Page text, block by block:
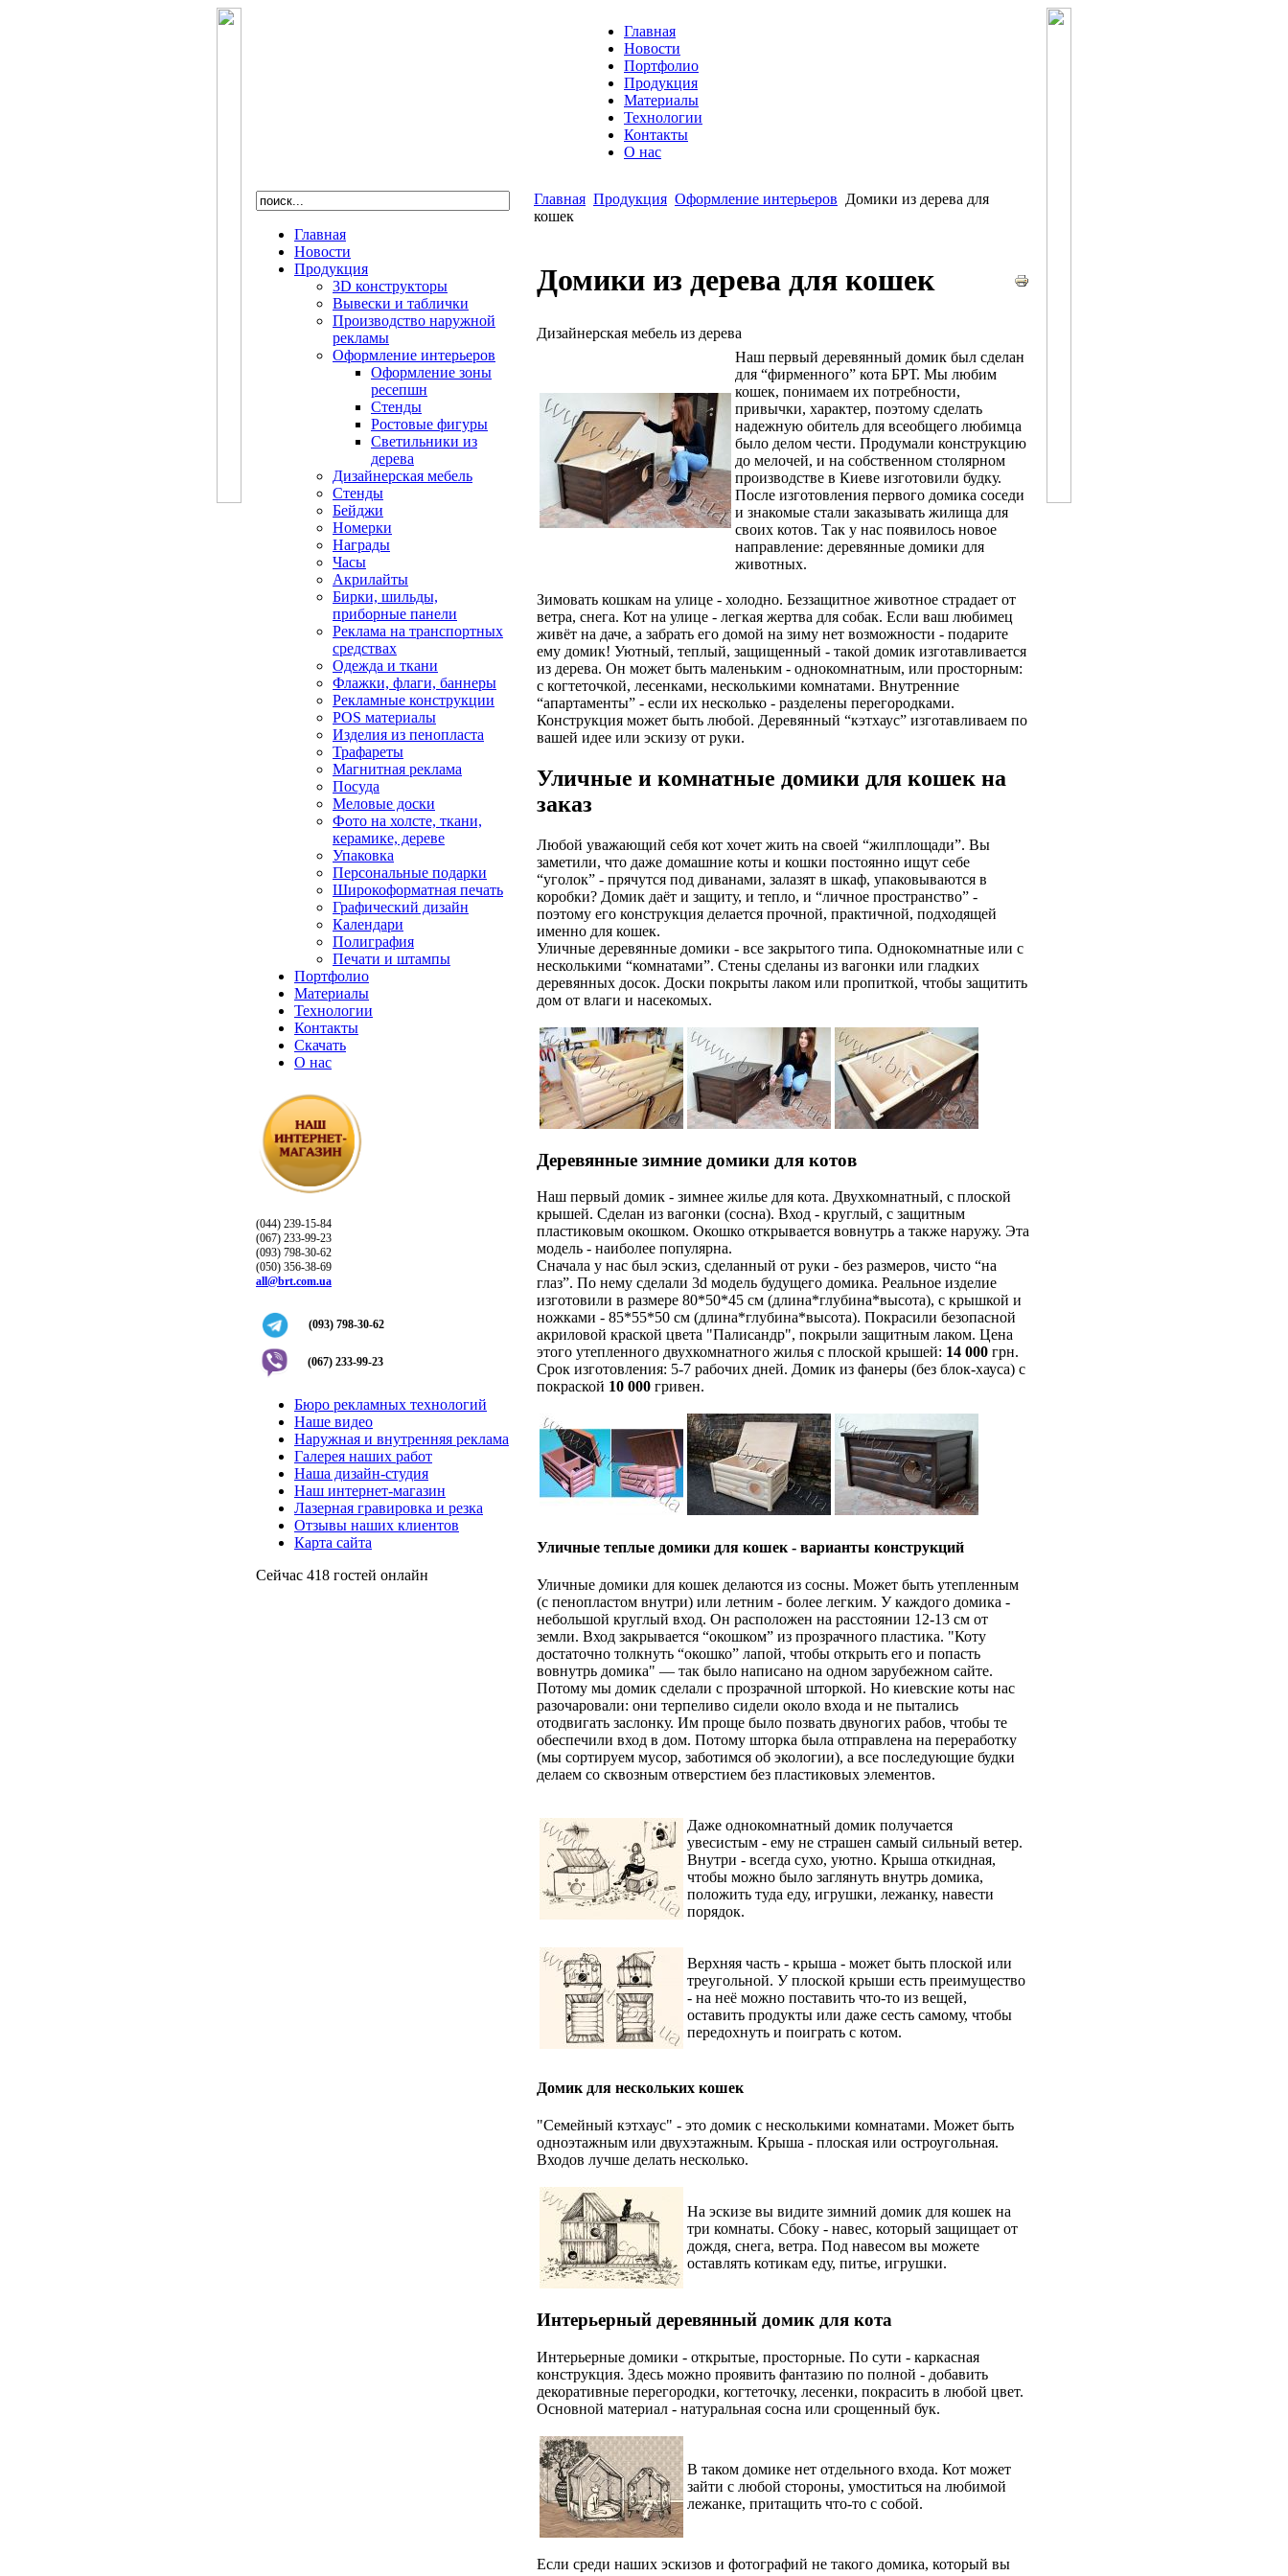
Главная
Новости
Портфолио
Продукция
Материалы
Технологии
Контакты
О нас
Главная
Новости
Продукция
3D конструкторы
Вывески и таблички
Производство наружной
рекламы
Оформление интерьеров
Оформление зоны
ресепшн
Стенды
Ростовые фигуры
Светильники из
дерева
Дизайнерская мебель
Стенды
Бейджи
Номерки
Награды
Часы
Акрилайты
Бирки, шильды,
приборные панели
Реклама на транспортных
средствах
Одежда и ткани
Флажки, флаги, баннеры
Рекламные конструкции
POS материалы
Изделия из пенопласта
Трафареты
Магнитная реклама
Посуда
Меловые доски
Фото на холсте, ткани,
керамике, дереве
Упаковка
Персональные подарки
Широкоформатная печать
Графический дизайн
Календари
Полиграфия
Печати и штампы
Портфолио
Материалы
Технологии
Контакты
Скачать
О нас
(044) 239-15-84
(067) 233-99-23
(093) 798-30-62
(050) 356-38-69
all@brt.com.ua
(093) 798-30-62
(067) 233-99-23
Бюро рекламных технологий
Наше видео
Наружная и внутренняя реклама
Галерея наших работ
Наша дизайн-студия
Наш интернет-магазин
Лазерная гравировка и резка
Отзывы наших клиентов
Карта сайта
Сейчас 418 гостей онлайн
Главная Продукция Оформление интерьеров Домики из дерева для
кошек
Домики из дерева для кошек
Дизайнерская мебель из дерева
Наш первый деревянный домик был сделан
для “фирменного” кота БРТ. Мы любим
кошек, понимаем их потребности,
привычки, характер, поэтому сделать
надежную обитель для всеобщего любимца
было делом чести. Продумали конструкцию
до мелочей, и на собственном столярном
производстве в Киеве изготовили будку.
После изготовления первого домика соседи
и знакомые стали заказывать жилища для
своих котов. Так у нас появилось новое
направление: деревянные домики для
животных.
Зимовать кошкам на улице - холодно. Беззащитное животное страдает от
ветра, снега. Кот на улице - легкая жертва для собак. Если ваш любимец
живёт на даче, а забрать его домой на зиму нет возможности - подарите
ему домик! Уютный, теплый, защищенный - такой домик изготавливается
из дерева. Он может быть маленьким - однокомнатным, или просторным:
с когтеточкой, лесенками, несколькими комнатами. Внутренние
“апартаменты” - если их несколько - разделены перегородками.
Конструкция может быть любой. Деревянный “кэтхаус” изготавливаем по
вашей идее или эскизу от руки.
Уличные и комнатные домики для кошек на
заказ
Любой уважающий себя кот хочет жить на своей “жилплощади”. Вы
заметили, что даже домашние коты и кошки постоянно ищут себе
“уголок” - прячутся под диванами, залазят в шкаф, упаковываются в
коробки? Домик даёт и защиту, и тепло, и “личное пространство” -
поэтому его конструкция делается прочной, практичной, подходящей
именно для кошек.
Уличные деревянные домики - все закрытого типа. Однокомнатные или с
несколькими “комнатами”. Стены сделаны из вагонки или гладких
деревянных досок. Доски покрыты лаком или пропиткой, чтобы защитить
дом от влаги и насекомых.
Деревянные зимние домики для котов
Наш первый домик - зимнее жилье для кота. Двухкомнатный, с плоской
крышей. Сделан из вагонки (сосна). Вход - круглый, с защитным
пластиковым окошком. Окошко открывается вовнутрь а также наружу. Эта
модель - наиболее популярна.
Сначала у нас был эскиз, сделанный от руки - без размеров, чисто “на
глаз”. По нему сделали 3d модель будущего домика. Реальное изделие
изготовили в размере 80*50*45 см (длина*глубина*высота), с крышкой и
ножками - 85*55*50 см (длина*глубина*высота). Покрасили безопасной
акриловой краской цвета "Палисандр", покрыли защитным лаком. Цена
этого утепленного двухкомнатного жилья с плоской крышей: 14 000 грн.
Срок изготовления: 5-7 рабочих дней. Домик из фанеры (без блок-хауса) с
покраской 10 000 гривен.
Уличные теплые домики для кошек - варианты конструкций
Уличные домики для кошек делаются из сосны. Может быть утепленным
(с пенопластом внутри) или летним - более легким. У каждого домика -
небольшой круглый вход. Он расположен на расстоянии 12-13 см от
земли. Вход закрывается “окошком” из прозрачного пластика. "Коту
достаточно толкнуть “окошко” лапой, чтобы открыть его и попасть
вовнутрь домика" — так было написано на одном зарубежном сайте.
Потому мы домик сделали с прозрачной шторкой. Но киевские коты нас
разочаровали: они терпеливо сидели около входа и не пытались
отодвигать заслонку. Им проще было позвать двуногих рабов, чтобы те
обеспечили вход в дом. Потому шторка была отправлена на переработку
(мы сортируем мусор, заботимся об экологии), а все последующие будки
делаем со сквозным отверстием без пластиковых элементов.
Даже однокомнатный домик получается
увесистым - ему не страшен самый сильный ветер.
Внутри - всегда сухо, уютно. Крыша откидная,
чтобы можно было заглянуть внутрь домика,
положить туда еду, игрушки, лежанку, навести
порядок.
Верхняя часть - крыша - может быть плоской или
треугольной. У плоской крыши есть преимущество
- на неё можно поставить что-то из вещей,
оставить продукты или даже сесть самому, чтобы
передохнуть и поиграть с котом.
Домик для нескольких кошек
"Семейный кэтхаус" - это домик с несколькими комнатами. Может быть
одноэтажным или двухэтажным. Крыша - плоская или остроугольная.
Входов лучше делать несколько.
На эскизе вы видите зимний домик для кошек на
три комнаты. Сбоку - навес, который защищает от
дождя, снега, ветра. Под навесом вы можете
оставлять котикам еду, питье, игрушки.
Интерьерный деревянный домик для кота
Интерьерные домики - открытые, просторные. По сути - каркасная
конструкция. Здесь можно проявить фантазию по полной - добавить
декоративные перегородки, когтеточку, лесенки, покрасить в любой цвет.
Основной материал - натуральная сосна или срощенный бук.
В таком домике нет отдельного входа. Кот может
зайти с любой стороны, умоститься на любимой
лежанке, притащить что-то с собой.
Если среди наших эскизов и фотографий не такого домика, который вы